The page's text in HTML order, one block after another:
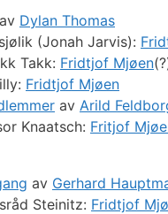
av Dylan Thomas
(Jonah Jarvis):
Takk: Fridtjof Mjøen
Fridtjof Mjøen
av Arild
Knaatsch: Fritjof
av Gerhard
Steinitz: Fridtjof